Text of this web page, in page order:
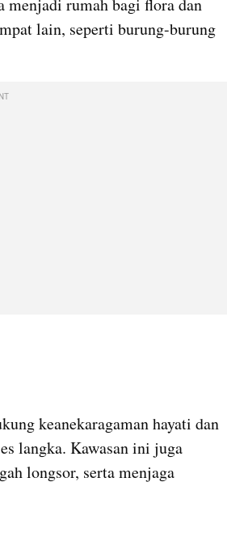
lain, seperti burung-burung
keanekaragaman hayati dan
langka. Kawasan ini juga
longsor, serta menjaga